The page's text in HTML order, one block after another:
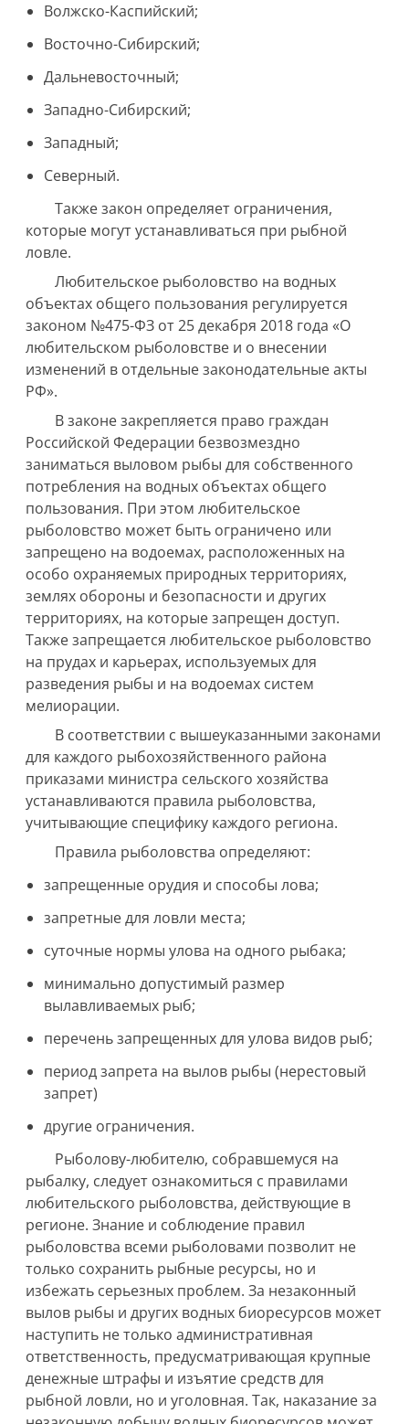
Волжско-Каспийский;
Восточно-Сибирский;
Дальневосточный;
Западно-Сибирский;
Западный;
Северный.
Также закон определяет ограничения,
которые могут устанавливаться при рыбной
ловле.
Любительское рыболовство на водных
объектах общего пользования регулируется
законом №475-ФЗ от 25 декабря 2018 года «О
любительском рыболовстве и о внесении
изменений в отдельные законодательные акты
РФ».
В законе закрепляется право граждан
Российской Федерации безвозмездно
заниматься выловом рыбы для собственного
потребления на водных объектах общего
пользования. При этом любительское
рыболовство может быть ограничено или
запрещено на водоемах, расположенных на
особо охраняемых природных территориях,
землях обороны и безопасности и других
территориях, на которые запрещен доступ.
Также запрещается любительское рыболовство
на прудах и карьерах, используемых для
разведения рыбы и на водоемах систем
мелиорации.
В соответствии с вышеуказанными законами
для каждого рыбохозяйственного района
приказами министра сельского хозяйства
устанавливаются правила рыболовства,
учитывающие специфику каждого региона.
Правила рыболовства определяют:
запрещенные орудия и способы лова;
запретные для ловли места;
суточные нормы улова на одного рыбака;
минимально допустимый размер
вылавливаемых рыб;
перечень запрещенных для улова видов рыб;
период запрета на вылов рыбы (нерестовый
запрет)
другие ограничения.
Рыболову-любителю, собравшемуся на
рыбалку, следует ознакомиться с правилами
любительского рыболовства, действующие в
регионе. Знание и соблюдение правил
рыболовства всеми рыболовами позволит не
только сохранить рыбные ресурсы, но и
избежать серьезных проблем. За незаконный
вылов рыбы и других водных биоресурсов может
наступить не только административная
ответственность, предусматривающая крупные
денежные штрафы и изъятие средств для
рыбной ловли, но и уголовная. Так, наказание за